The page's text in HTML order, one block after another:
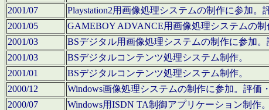
2001/07
Playstation2用画像処理システムの制作に参加。
2001/05
GAMEBOY ADVANCE用画像処理システムの
2001/03
BSデジタル用画像処理システムの制作に参加
2001/03
BSデジタルコンテンツ処理システム制作。
2001/01
BSデジタルコンテンツ処理システム制作。
2000/12
Windows画像処理システムの制作に参加。評価
2000/07
Windows用ISDN TA制御アプリケーション制作。